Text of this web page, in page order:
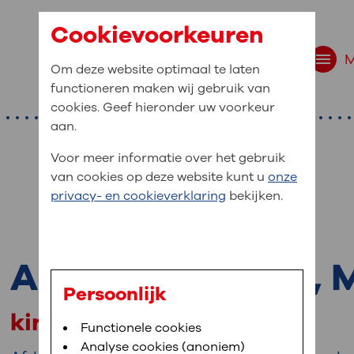
website navigatie
bent u naar op
Bloedafname,MijnOLVG,Digitalisering
medische gegevens
In MijnOLVG kunt u uw medische
het u uitkomt. OLVG breidt MijnOLVG
A.A.M. Verhoeve,
kinderfysiotherapeut
Cookievoorkeuren
Om deze website optimaal te laten
functioneren maken wij gebruik van
cookies. Geef hieronder uw voorkeur
aan.
Voor meer informatie over het gebruik
van cookies op deze website kunt u onze
privacy- en cookieverklaring bekijken.
Persoonlijk
Functionele cookies
Analyse cookies (anoniem)